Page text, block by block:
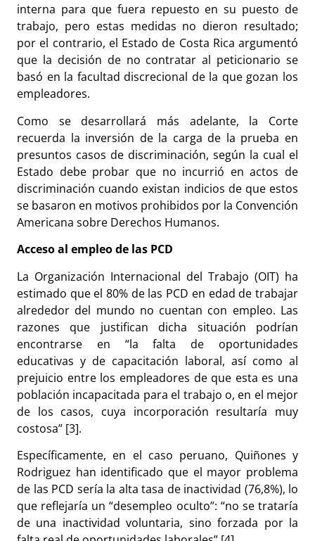
interna para que fuera repuesto en su puesto de
trabajo, pero estas medidas no dieron resultado;
por el contrario, el Estado de Costa Rica argumentó
que la decisión de no contratar al peticionario se
basó en la facultad discrecional de la que gozan los
empleadores.
Como se desarrollará más adelante, la Corte
recuerda la inversión de la carga de la prueba en
presuntos casos de discriminación, según la cual el
Estado debe probar que no incurrió en actos de
discriminación cuando existan indicios de que estos
se basaron en motivos prohibidos por la Convención
Americana sobre Derechos Humanos.
Acceso al empleo de las PCD
La Organización Internacional del Trabajo (OIT) ha
estimado que el 80% de las PCD en edad de trabajar
alrededor del mundo no cuentan con empleo. Las
razones que justifican dicha situación podrían
encontrarse en “la falta de oportunidades
educativas y de capacitación laboral, así como al
prejuicio entre los empleadores de que esta es una
población incapacitada para el trabajo o, en el mejor
de los casos, cuya incorporación resultaría muy
costosa” [3].
Específicamente, en el caso peruano, Quiñones y
Rodriguez han identificado que el mayor problema
de las PCD sería la alta tasa de inactividad (76,8%), lo
que reflejaría un “desempleo oculto”: “no se trataría
de una inactividad voluntaria, sino forzada por la